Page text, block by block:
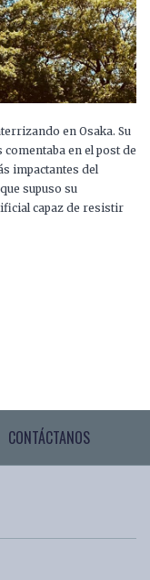
en Osaka. Su
en el post de
impactantes del
supuso su
capaz de resistir
CONTÁCTANOS